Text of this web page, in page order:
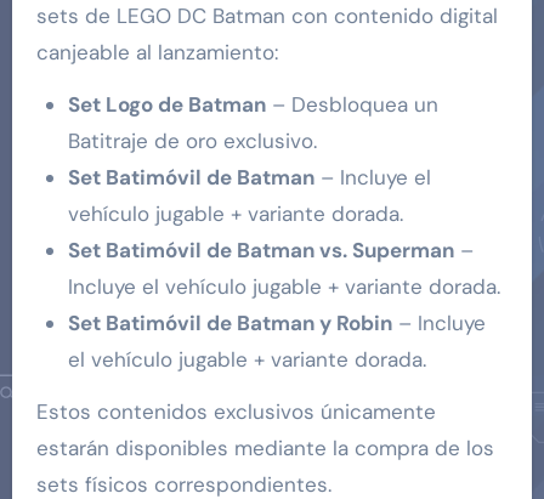
sets de LEGO DC Batman con contenido digital
canjeable al lanzamiento:
Set Logo de Batman– Desbloquea un
Batitraje de oro exclusivo.
Set Batimóvil de Batman– Incluye el
vehículo jugable + variante dorada.
Set Batimóvil de Batman vs. Superman–
Incluye el vehículo jugable + variante dorada.
Set Batimóvil de Batman y Robin– Incluye
el vehículo jugable + variante dorada.
Estos contenidos exclusivos únicamente
estarán disponibles mediante la compra de los
sets físicos correspondientes.